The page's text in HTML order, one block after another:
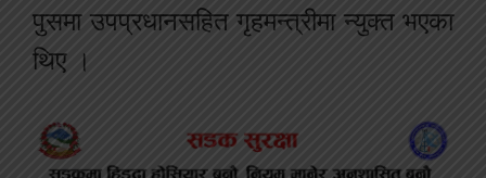
पुसमा उपप्रधानसहित गृहमन्त्रीमा न्युक्त भएका
थिए ।